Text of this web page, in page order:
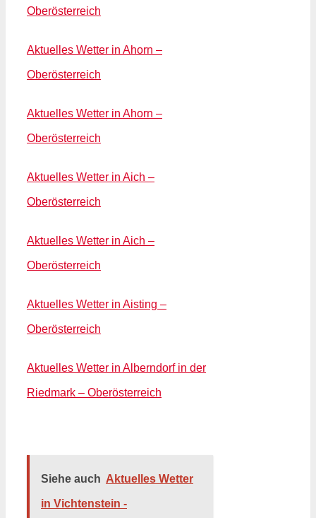
Oberösterreich
Aktuelles Wetter in Ahorn –
Oberösterreich
Aktuelles Wetter in Ahorn –
Oberösterreich
Aktuelles Wetter in Aich –
Oberösterreich
Aktuelles Wetter in Aich –
Oberösterreich
Aktuelles Wetter in Aisting –
Oberösterreich
Aktuelles Wetter in Alberndorf in der
Riedmark – Oberösterreich
Siehe auch Aktuelles Wetter
in Vichtenstein -